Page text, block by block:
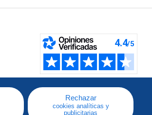
Rechazar
cookies analíticas y
publicitarias